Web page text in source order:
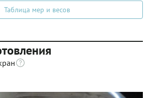
Таблица мер и весов